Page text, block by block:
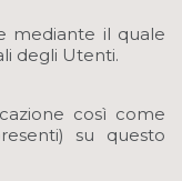
mediante il quale
degli Utenti.
così come
su questo